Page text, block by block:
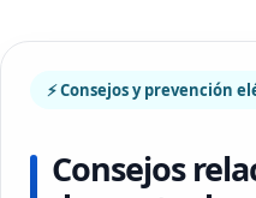
⚡ Consejos y prevención
Consejos